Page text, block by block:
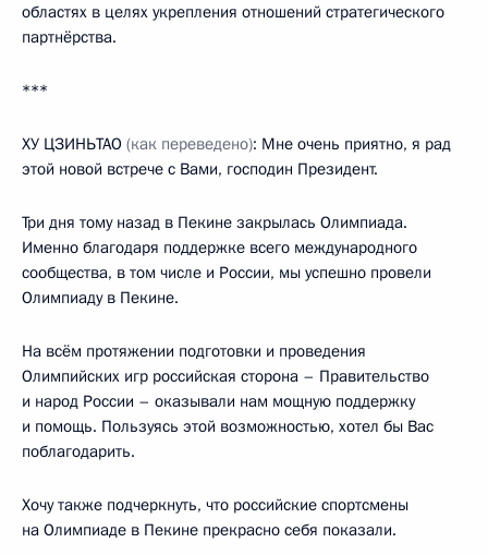
областях в целях укрепления отношений стратегического
партнёрства.
***
ХУ ЦЗИНЬТАО (как переведено): Мне очень приятно, я рад
этой новой встрече с Вами, господин Президент.
Три дня тому назад в Пекине закрылась Олимпиада.
Именно благодаря поддержке всего международного
сообщества, в том числе и России, мы успешно провели
Олимпиаду в Пекине.
На всём протяжении подготовки и проведения
Олимпийских игр российская сторона – Правительство
и народ России – оказывали нам мощную поддержку
и помощь. Пользуясь этой возможностью, хотел бы Вас
поблагодарить.
Хочу также подчеркнуть, что российские спортсмены
на Олимпиаде в Пекине прекрасно себя показали.